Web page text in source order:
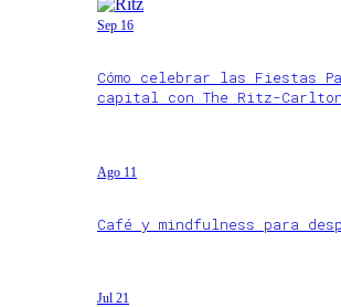
Sep 16
Cómo celebrar las Fiestas
capital con The Ritz-
Ago 11
Café y mindfulness para
Jul 21